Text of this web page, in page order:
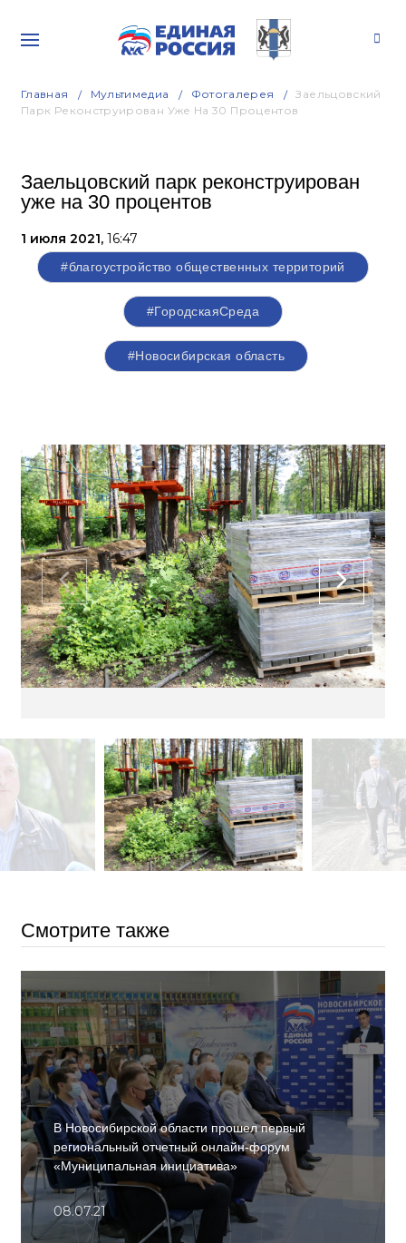
Главная Мультимедиа Фотогалерея
Заельцовский
Парк Реконструирован Уже На 30 Процентов
Заельцовский парк реконструирован
уже на 30 процентов
1 июля 2021, 16:47
#благоустройство общественных территорий
#ГородскаяСреда
#Новосибирская область
Смотрите также
В Новосибирской области прошел первый
региональный отчетный онлайн-форум
«Муниципальная инициатива»
08.07.21